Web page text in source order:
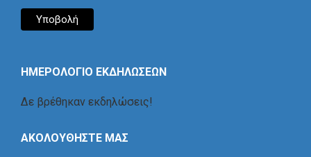
ΗΜΕΡΟΛΟΓΙΟ ΕΚΔΗΛΩΣΕΩΝ
Δε βρέθηκαν εκδηλώσεις!
ΑΚΟΛΟΥΘΗΣΤΕ ΜΑΣ